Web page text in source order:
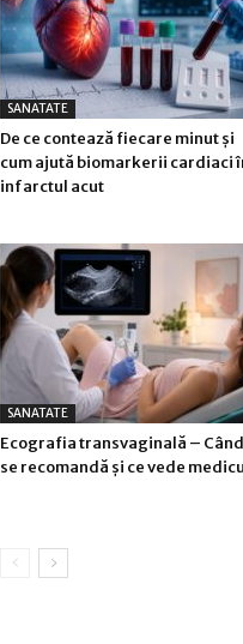
SANATATE
De ce contează fiecare minut și
cum ajută biomarkerii cardiaci
infarctul acut
SANATATE
Ecografia transvaginală – Când
se recomandă și ce vede